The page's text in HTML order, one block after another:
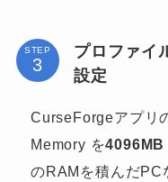
STEP
プロファイ
設定
CurseForgeアプ
Memory を4096MB
のRAMを積んだPC